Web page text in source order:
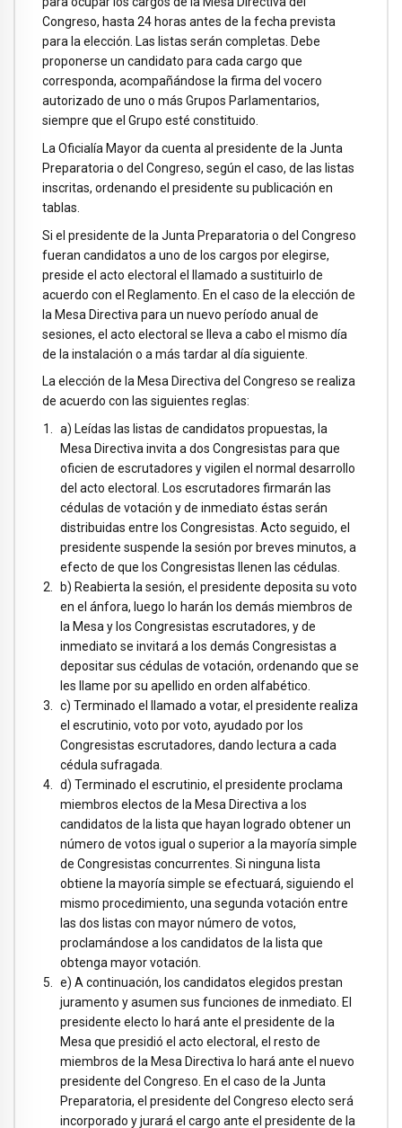
Congreso, hasta 24 horas antes de la fecha prevista
para la elección. Las listas serán completas. Debe
proponerse un candidato para cada cargo que
corresponda, acompañándose la firma del vocero
autorizado de uno o más Grupos Parlamentarios,
siempre que el Grupo esté constituido.
La Oficialía Mayor da cuenta al presidente de la Junta
Preparatoria o del Congreso, según el caso, de las listas
inscritas, ordenando el presidente su publicación en
tablas.
Si el presidente de la Junta Preparatoria o del Congreso
fueran candidatos a uno de los cargos por elegirse,
preside el acto electoral el llamado a sustituirlo de
acuerdo con el Reglamento. En el caso de la elección de
la Mesa Directiva para un nuevo período anual de
sesiones, el acto electoral se lleva a cabo el mismo día
de la instalación o a más tardar al día siguiente.
La elección de la Mesa Directiva del Congreso se realiza
de acuerdo con las siguientes reglas:
a) Leídas las listas de candidatos propuestas, la
Mesa Directiva invita a dos Congresistas para que
oficien de escrutadores y vigilen el normal desarrollo
del acto electoral. Los escrutadores firmarán las
cédulas de votación y de inmediato éstas serán
distribuidas entre los Congresistas. Acto seguido, el
presidente suspende la sesión por breves minutos, a
efecto de que los Congresistas llenen las cédulas.
b) Reabierta la sesión, el presidente deposita su voto
en el ánfora, luego lo harán los demás miembros de
la Mesa y los Congresistas escrutadores, y de
inmediato se invitará a los demás Congresistas a
depositar sus cédulas de votación, ordenando que se
les llame por su apellido en orden alfabético.
c) Terminado el llamado a votar, el presidente realiza
el escrutinio, voto por voto, ayudado por los
Congresistas escrutadores, dando lectura a cada
cédula sufragada.
d) Terminado el escrutinio, el presidente proclama
miembros electos de la Mesa Directiva a los
candidatos de la lista que hayan logrado obtener un
número de votos igual o superior a la mayoría simple
de Congresistas concurrentes. Si ninguna lista
obtiene la mayoría simple se efectuará, siguiendo el
mismo procedimiento, una segunda votación entre
las dos listas con mayor número de votos,
proclamándose a los candidatos de la lista que
obtenga mayor votación.
e) A continuación, los candidatos elegidos prestan
juramento y asumen sus funciones de inmediato. El
presidente electo lo hará ante el presidente de la
Mesa que presidió el acto electoral, el resto de
miembros de la Mesa Directiva lo hará ante el nuevo
presidente del Congreso. En el caso de la Junta
Preparatoria, el presidente del Congreso electo será
incorporado y jurará el cargo ante el presidente de la